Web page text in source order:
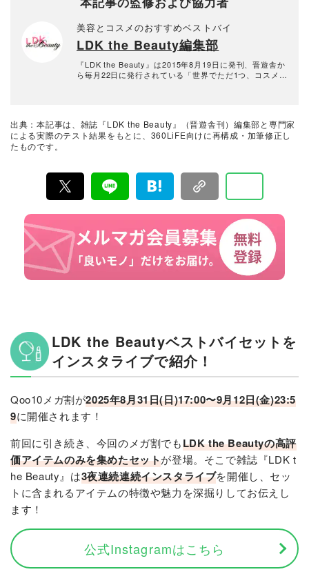
美容とコスメのおすすめベストバイ
LDK the Beauty編集部
『LDK the Beauty』は2015年8月19日に発刊、晋遊舎か
ら毎月22日に発行されている「世界でただ1つ、コスメを
ディアで情報を発信中。姉妹誌であるテストする女性誌
『LDK』と同様、メーカーに忖度する事なく、編集部と
出典：本記事は、雑誌『LDK the Beauty』（晋遊舎刊）編集部と専門家
による実際のテスト結果をもとに、360LiFE向けに再構成・加筆修正し
たものです。
LDK the Beautyベストバイセットを
インスタライブで紹介！
Qoo10メガ割が2025年8月31日(日)17:00〜9月12日(金)23:5
9に開催されます！
前回に引き続き、今回のメガ割でもLDK the Beautyの高評
価アイテムのみを集めたセットが登場。そこで雑誌『LDK t
he Beauty』は3夜連続連続インスタライブを開催し、セッ
トに含まれるアイテムの特徴や魅力を深掘りしてお伝えし
ます！
公式Instagramはこちら